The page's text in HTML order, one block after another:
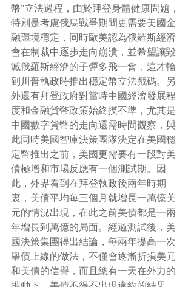
幣”立法過程，由於拜登身體健康問題，
特別是考慮俄烏戰爭期間更需要美國金
融環境穩定，同時歐美認為俄羅斯經濟
會在制裁中逐步走向崩潰，並希望讓毀
滅俄羅斯經濟的子彈多飛一會，這才輪
到川普執政時推出穩定幣立法戲碼。另
外還有拜登政府對當時中國經濟發展程
度和金融貨幣政策始終摸不準，尤其是
中國數字貨幣的走向還需時間觀察，與
此同時美國智庫決策團隊決定在美國穩
定幣推出之前，美國更需要有一段對美
債極增和市場反應有一個測試期。因
此，外界看到在拜登執政後兩年時期
裏，美債平均每三個月就增長一萬億美
元的情況出現，在此之前美債都是一兩
年增長到萬億的局面。經過測試後，美
國決策集團得出結論，每兩年提高一次
舉債上線的做法，不僅會逐漸折損美元
和美債的信譽，而且總有一天在外力的